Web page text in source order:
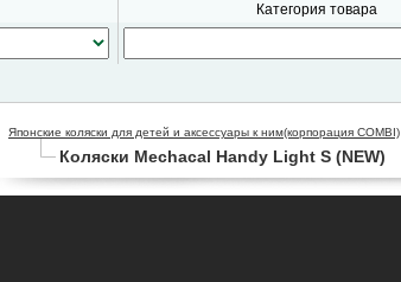
Категория товара
Японские коляски для детей и аксессуары к ним(корпорация COMBI)
Коляски Mechacal Handy Light S (NEW)